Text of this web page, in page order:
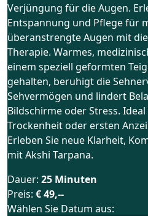
Verjüngung für die Augen.
Entspannung und Pflege für
überanstrengte Augen mit
Therapie. Warmes,
einem speziell geformten
gehalten, beruhigt die
Sehvermögen und lindert
Bildschirme oder Stress.
Trockenheit oder ersten
Erleben Sie neue Klarheit,
mit Akshi Tarpana.
Dauer: 25 Minuten
Preis: € 49,--
Wählen Sie Datum aus: